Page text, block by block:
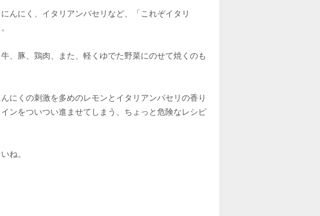
んにく、イタリアンパセリなど、「これぞイタリ
、豚、鶏肉、また、軽くゆでた野菜にのせて焼くのも
にくの刺激を多めのレモンとイタリアンパセリの香り
ンをついつい進ませてしまう、ちょっと危険なレシピ
ね。